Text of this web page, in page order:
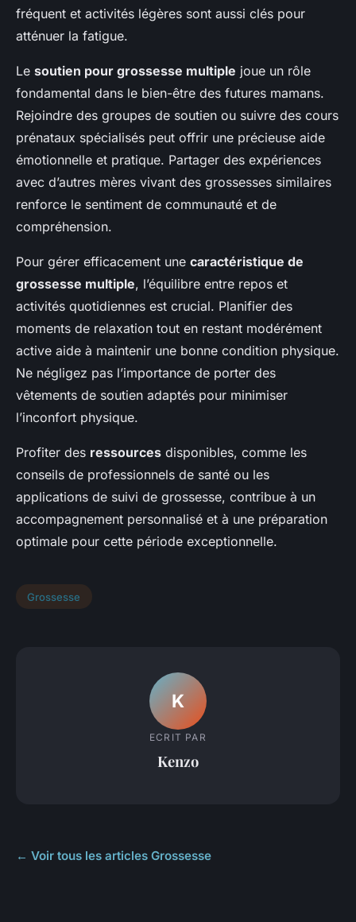
fréquent et activités légères sont aussi clés pour
atténuer la fatigue.
Le soutien pour grossesse multiple joue un rôle
fondamental dans le bien-être des futures mamans.
Rejoindre des groupes de soutien ou suivre des cours
prénataux spécialisés peut offrir une précieuse aide
émotionnelle et pratique. Partager des expériences
avec d’autres mères vivant des grossesses similaires
renforce le sentiment de communauté et de
compréhension.
Pour gérer efficacement une caractéristique de
grossesse multiple, l’équilibre entre repos et
activités quotidiennes est crucial. Planifier des
moments de relaxation tout en restant modérément
active aide à maintenir une bonne condition physique.
Ne négligez pas l’importance de porter des
vêtements de soutien adaptés pour minimiser
l’inconfort physique.
Profiter des ressources disponibles, comme les
conseils de professionnels de santé ou les
applications de suivi de grossesse, contribue à un
accompagnement personnalisé et à une préparation
optimale pour cette période exceptionnelle.
Grossesse
K
ECRIT PAR
Kenzo
← Voir tous les articles Grossesse